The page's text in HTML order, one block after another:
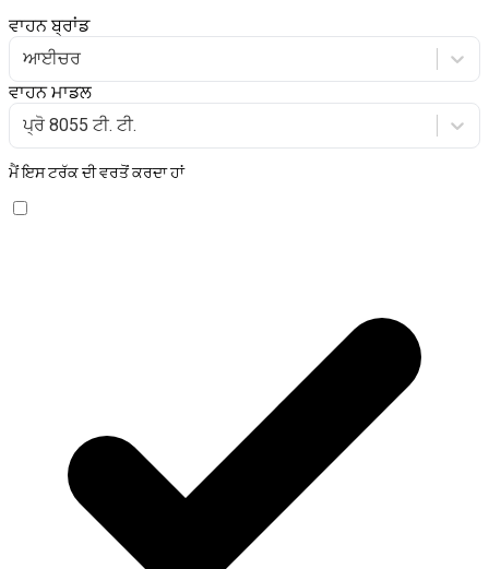
ਵਾਹਨ ਬ੍ਰਾਂਡ
ਆਈਚਰ
ਵਾਹਨ ਮਾਡਲ
ਪ੍ਰੋ 8055 ਟੀ. ਟੀ.
ਮੈਂ ਇਸ ਟਰੱਕ ਦੀ ਵਰਤੋਂ ਕਰਦਾ ਹਾਂ